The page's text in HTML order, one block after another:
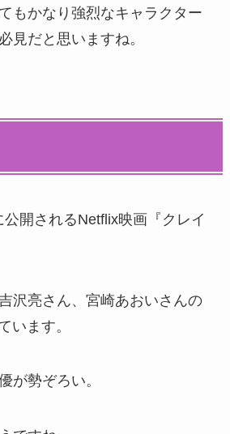
もかなり強烈なキャラクター
見だと思いますね。
開されるNetflix映画『クレイ
沢亮さん、宮崎あおいさんの
います。
が勢ぞろい。